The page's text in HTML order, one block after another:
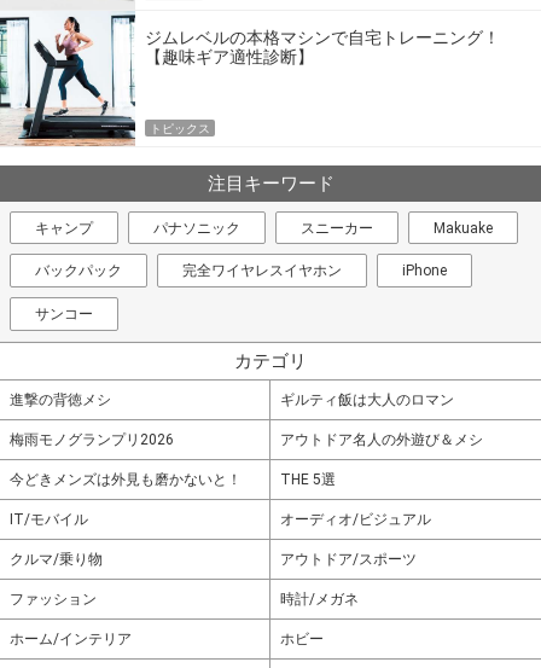
ジムレベルの本格マシンで自宅トレーニング！
【趣味ギア適性診断】
トピックス
注目キーワード
キャンプ パナソニック スニーカー Makuake
バックパック 完全ワイヤレスイヤホン iPhone
サンコー
カテゴリ
進撃の背徳メシ ギルティ飯は大人のロマン
梅雨モノグランプリ2026 アウトドア名人の外遊び＆メシ
今どきメンズは外見も磨かないと！ THE 5選
IT/モバイル オーディオ/ビジュアル
クルマ/乗り物 アウトドア/スポーツ
ファッション 時計/メガネ
ホーム/インテリア ホビー